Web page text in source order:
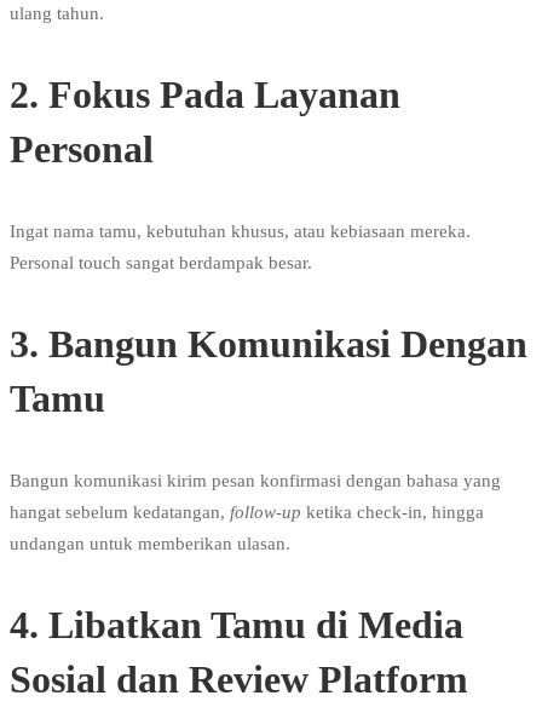
ulang tahun.
2. Fokus Pada Layanan
Personal
Ingat nama tamu, kebutuhan khusus, atau kebiasaan mereka.
Personal touch sangat berdampak besar.
3. Bangun Komunikasi Dengan
Tamu
Bangun komunikasi kirim pesan konfirmasi dengan bahasa yang
hangat sebelum kedatangan, follow-up ketika check-in, hingga
undangan untuk memberikan ulasan.
4. Libatkan Tamu di Media
Sosial dan Review Platform